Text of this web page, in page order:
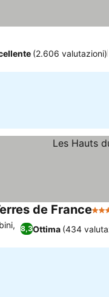
(2.606 valutazioni)
de France3
8,3Ottima (434